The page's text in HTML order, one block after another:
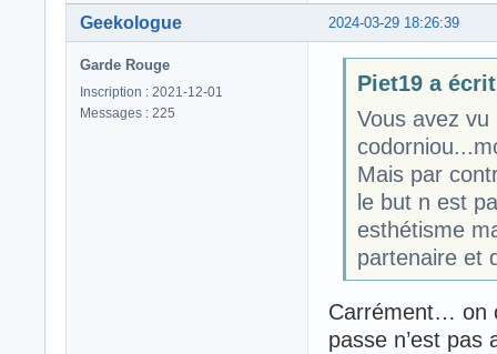
2024-03-29 18:26:39
Geekologue
Garde Rouge
Inscription : 2021-12-01
Messages : 225
Piet19 a
Vous avez
Mais par
le but n est
esthétisme
partenaire et
Carrément… on
passe n’est pas